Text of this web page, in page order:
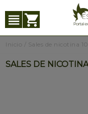
Inicio Sales de nicotina
SALES DE